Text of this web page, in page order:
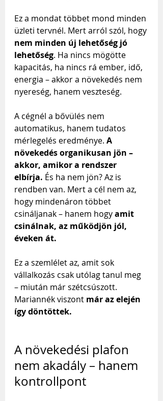
Ez a mondat többet mond minden
üzleti tervnél. Mert arról szól, hogy
nem minden új lehetőség jó
lehetőség. Ha nincs mögötte
kapacitás, ha nincs rá ember, idő,
energia – akkor a növekedés nem
nyereség, hanem veszteség.
A cégnél a bővülés nem
automatikus, hanem tudatos
mérlegelés eredménye. A
növekedés organikusan jön –
akkor, amikor a rendszer
elbírja. És ha nem jön? Az is
rendben van. Mert a cél nem az,
hogy mindenáron többet
csináljanak – hanem hogy amit
csinálnak, az működjön jól,
éveken át.
Ez a szemlélet az, amit sok
vállalkozás csak utólag tanul meg
– miután már szétcsúszott.
Mariannék viszont már az elején
így döntöttek.
A növekedési plafon
nem akadály – hanem
kontrollpont